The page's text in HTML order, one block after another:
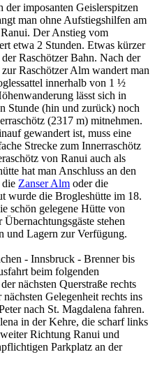
imposanten Geislerspitzen
man ohne Aufstiegshilfen am
Der Anstieg vom
etwa 2 Stunden. Etwas kürzer
Raschötzer Bahn. Nach der
Raschötzer Alm wandert man
innerhalb von 1 ½
lässt sich in
Stunde (hin und zurück) noch
(2317 m) mitnehmen.
gewandert ist, muss eine
Strecke zum Innerraschötz
von Ranui auch als
hat man Anschluss an den
die Zanser Alm oder die
wurde die Brogleshütte im 18.
schön gelegene Hütte von
stehen
und Lagern zur Verfügung.
- Innsbruck - Brenner bis
beim folgenden
nächsten Querstraße rechts
Gelegenheit rechts ins
nach St. Magdalena fahren.
in der Kehre, die scharf links
Richtung Ranui und
Parkplatz an der